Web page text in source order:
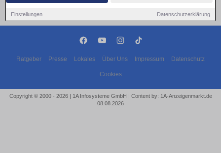
Einstellungen Datenschutzerklärung
Ratgeber Presse Lokales Über Uns Impressum Datenschutz
Cookies
Copyright © 2000 - 2026 | 1A Infosysteme GmbH | Content by: 1A-Anzeigenmarkt.de
08.08.2026